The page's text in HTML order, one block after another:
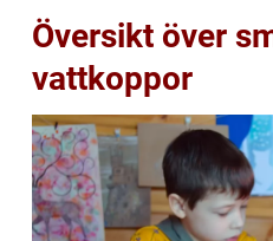
Översikt över
vattkoppor